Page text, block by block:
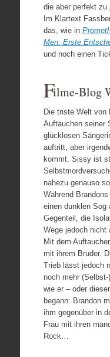
die aber perfekt zu
Im Klartext
das, wie in
Men: Erste
und noch einen
Filme-Blog
Die triste Welt von
Auftauchen seiner
glücklosen
auftritt, aber
kommt. Sissy ist
nahezu genauso
Während
einen dunklen
Gegenteil, die
Wege jedoch nicht
Mit dem
mit ihrem Bruder.
Trieb lässt jedoch
noch mehr
wie er – oder
begann: Brandon
ihm gegenüber in
Frau mit ihren
Rock…